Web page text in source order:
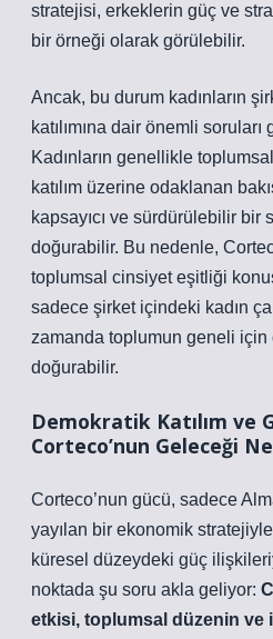
stratejisi, erkeklerin güç ve
bir örneği olarak görülebilir.
Ancak, bu durum kadınların
katılımına dair önemli
Kadınların genellikle
katılım üzerine odaklanan
kapsayıcı ve sürdürülebilir bir
doğurabilir. Bu nedenle,
toplumsal cinsiyet eşitliği
sadece şirket içindeki kadın
zamanda toplumun geneli
doğurabilir.
Demokratik Katılım ve
Corteco’nun Geleceği
Corteco’nun gücü, sadece
yayılan bir ekonomik
küresel düzeydeki güç
noktada şu soru akla geliyor:
etkisi, toplumsal düzenin ve